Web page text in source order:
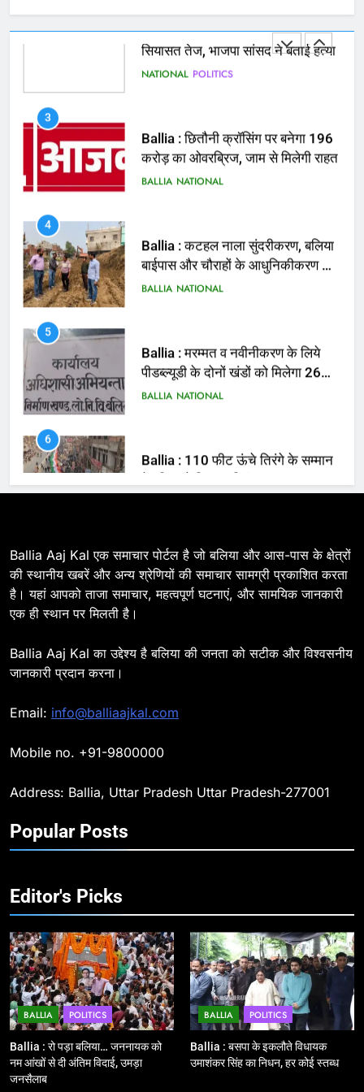
NATIONAL POLITICS
Ballia : छितौनी क्रॉसिंग पर बनेगा 196
4
Ballia : कटहल नाला सुंदरीकरण, बलिया
5
Ballia : मरम्मत व नवीनीकरण के लिये
6
Ballia : 110 फीट ऊंचे तिरंगे के सम्मान
7
BALLIA NATIONAL
8
के साथ रेलवे स्टेशन व शहर में किया पैदल
BALLIA NATIONAL
Ballia : एकता, अखंडता और राष्ट्रप्रेम
अधीक्षक ओमवीर सिंह ने दिलाई शपथ, दी
और कानपुर के लिए बस सेवाओं का
11
बिहार विस चुनाव : सभी 90 हजार 712
बूथों से लाइव वेब कास्टिंग की तैयारी
NATIONAL POLITICS
12
Ballia : बलिया रेलवे स्टेशन का अपर
महाप्रबंधक ने किया निरीक्षण
Ballia Aaj Kal एक समाचार पोर्टल है जो बलिया और आस-पास के क्षेत्रों
की स्थानीय खबरें और अन्य श्रेणियों की समाचार सामग्री प्रकाशित करता
है। यहां आपको ताजा समाचार, महत्वपूर्ण घटनाएं, और सामयिक जानकारी
एक ही स्थान पर मिलती है।
Ballia Aaj Kal का उद्देश्य है बलिया की जनता को सटीक और विश्वसनीय
जानकारी प्रदान करना।
Email: info@balliaajkal.com
Mobile no. +91-9800000
Address: Ballia, Uttar Pradesh Uttar Pradesh-277001
Popular Posts
Editor's Picks
BALLIA POLITICS
Ballia : रो पड़ा बलिया… जननायक को
नम आंखों से दी अंतिम विदाई, उमड़ा
जनसैलाब
BALLIA POLITICS
Ballia : बसपा के इकलौते विधायक
उमाशंकर सिंह का निधन, हर कोई स्तब्ध